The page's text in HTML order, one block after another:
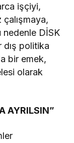
işçiyi,
DİSK
dış politika
bir emek,
olarak
AYRILSIN”